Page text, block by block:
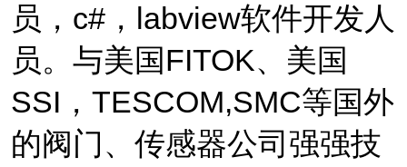
员， c# ， labview软件开发人
员。与美国FITOK、美国
SSI ，TESCOM,SMC等国外
的阀门、传感器公司强强技